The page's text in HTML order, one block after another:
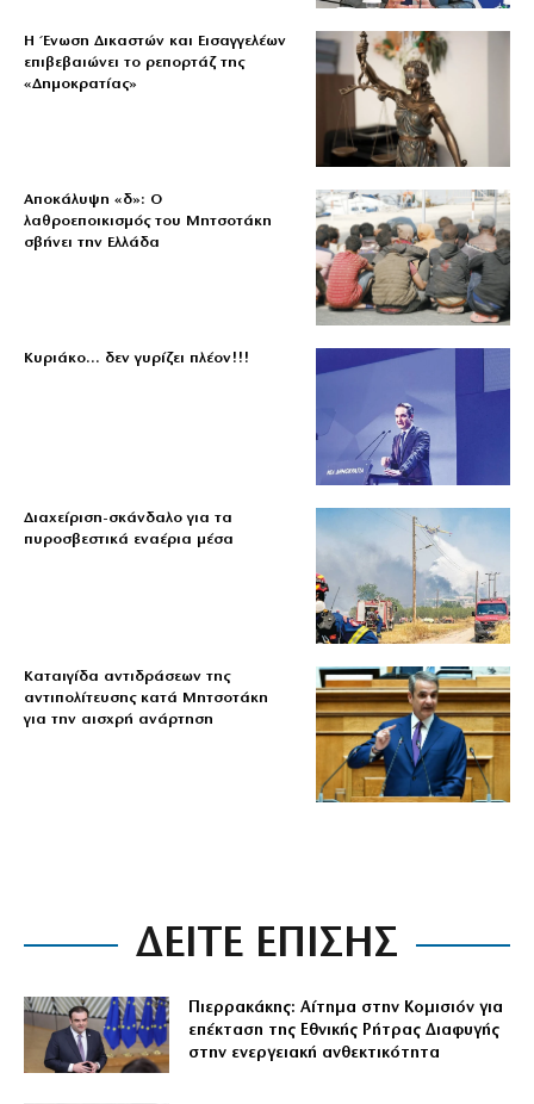
Η Ένωση Δικαστών και Εισαγγελέων
επιβεβαιώνει το ρεπορτάζ της
«Δημοκρατίας»
Αποκάλυψη «δ»: Ο
λαθροεποικισμός του Μητσοτάκη
σβήνει την Ελλάδα
Κυριάκο… δεν γυρίζει πλέον!!!
Διαχείριση-σκάνδαλο για τα
πυροσβεστικά εναέρια μέσα
Καταιγίδα αντιδράσεων της
αντιπολίτευσης κατά Μητσοτάκη
για την αισχρή ανάρτηση
ΔΕΙΤΕ ΕΠΙΣΗΣ
Πιερρακάκης: Αίτημα στην Κομισιόν για
επέκταση της Εθνικής Ρήτρας Διαφυγής
στην ενεργειακή ανθεκτικότητα